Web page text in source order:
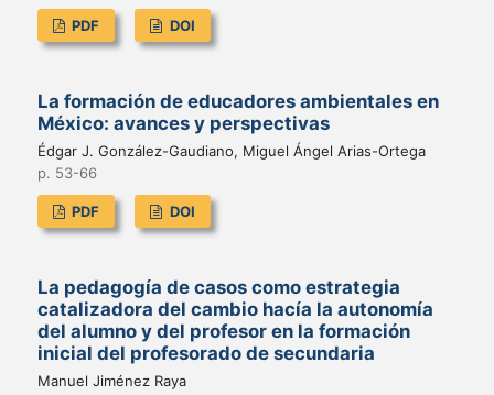
PDF DOI
La formación de educadores ambientales en
México: avances y perspectivas
Édgar J. González-Gaudiano, Miguel Ángel Arias-Ortega
p. 53-66
PDF DOI
La pedagogía de casos como estrategia
catalizadora del cambio hacía la autonomía
del alumno y del profesor en la formación
inicial del profesorado de secundaria
Manuel Jiménez Raya